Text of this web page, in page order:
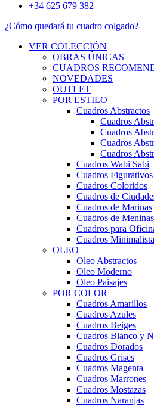
+34 625 679 382
¿Cómo quedará tu cuadro colgado?
VER COLECCIÓN
OBRAS ÚNICAS
CUADROS
NOVEDADES
OUTLET
POR ESTILO
Cuadros Abstractos
Cuadros
Cuadros
Cuadros
Cuadros
Cuadros Wabi Sabi
Cuadros Figurativos
Cuadros Coloridos
Cuadros de
Cuadros de Marinas
Cuadros de Meninas
Cuadros para
Cuadros
OLEO
Oleo Abstractos
Oleo Moderno
Oleo Paisajes
POR COLOR
Cuadros Amarillos
Cuadros Azules
Cuadros Beiges
Cuadros Blanco y
Cuadros Dorados
Cuadros Grises
Cuadros Magenta
Cuadros Marrones
Cuadros Mostazas
Cuadros Naranjas